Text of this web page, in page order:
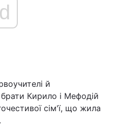
й
брати Кирило і Мефодій
сім'ї, що жила